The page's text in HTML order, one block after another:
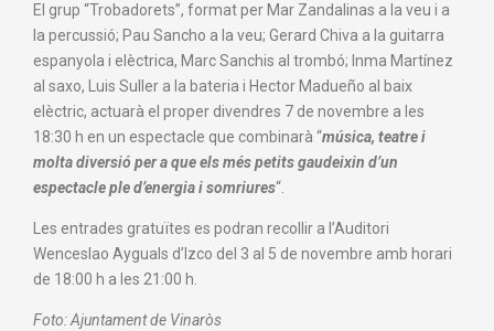
El grup “Trobadorets”, format per Mar Zandalinas a la veu i a
la percussió; Pau Sancho a la veu; Gerard Chiva a la guitarra
espanyola i elèctrica, Marc Sanchis al trombó; Inma Martínez
al saxo, Luis Suller a la bateria i Hector Madueño al baix
elèctric, actuarà el proper divendres 7 de novembre a les
18:30 h en un espectacle que combinarà “música, teatre i
molta diversió per a que els més petits gaudeixin d’un
espectacle ple d’energia i somriures“.
Les entrades gratuïtes es podran recollir a l’Auditori
Wenceslao Ayguals d’Izco del 3 al 5 de novembre amb horari
de 18:00 h a les 21:00 h.
Foto: Ajuntament de Vinaròs